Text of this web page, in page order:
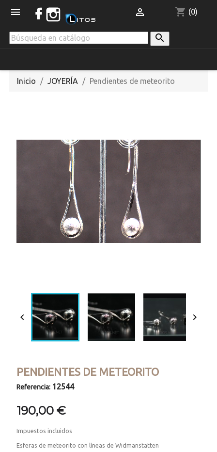
 shopping_cart (0)


Inicio JOYERÍA Pendientes de meteorito
 
PENDIENTES DE METEORITO
Referencia: 12544
190,00 €
Impuestos incluidos
Esferas de meteorito con líneas de Widmanstatten